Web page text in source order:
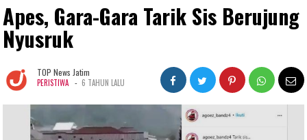
Apes, Gara-Gara Tarik Sis Berujung
Nyusruk
TOP News Jatim
PERISTIWA - 6 TAHUN LALU